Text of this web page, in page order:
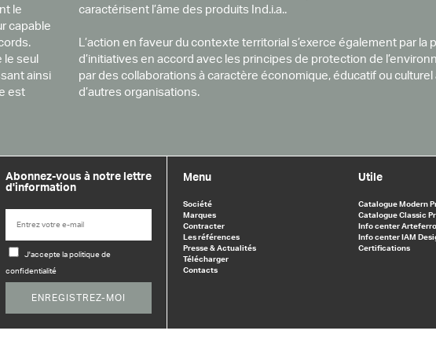
le
capable
le seul
ainsi
est
caractérisent l’âme des produits Ind.i.a..
L’action en faveur du contexte territorial s’exerce également par la
d’initiatives en accord avec les principes de protection de
par des collaborations à caractère économique, éducatif ou culturel
d’autres organisations.
Abonnez-vous à notre lettre
d'information
J'accepte la politique de
confidentialité
ENREGISTREZ-MOI
Menu
Société
Marques
Contracter
Les références
Presse & Actualités
Télécharger
Contacts
Utile
Catalogue Modern
Catalogue Classic
Info center Arteferro
Info center IAM
Certifications